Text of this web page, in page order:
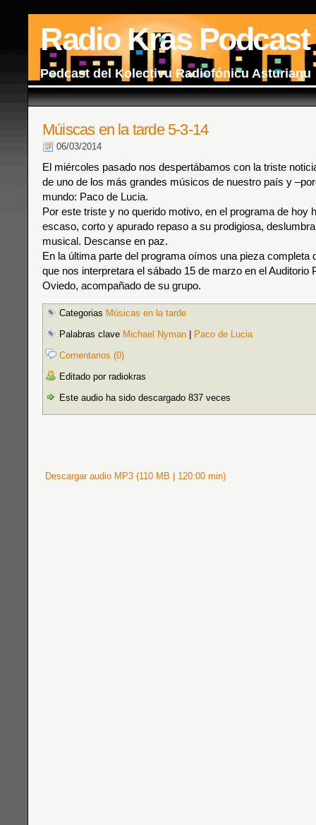
Radio Kras Podcast
Podcast del Kolectivu Radiofónicu Asturianu
Múiscas en la tarde 5-3-14
06/03/2014
El miércoles pasado nos despertábamos con la triste
de uno de los más grandes músicos de nuestro país y
mundo: Paco de Lucia.
Por este triste y no querido motivo, en el programa de hoy
escaso, corto y apurado repaso a su prodigiosa,
musical. Descanse en paz.
En la última parte del programa oímos una pieza completa
que nos interpretara el sábado 15 de marzo en el Auditorio
Oviedo, acompañado de su grupo.
Categorias Músicas en la tarde
Palabras clave Michael Nyman
Paco de Lucia
Comentarios (0)
Editado por radiokras
Este audio ha sido descargado 837 veces
Descargar audio MP3 (110 MB | 120:00 min)